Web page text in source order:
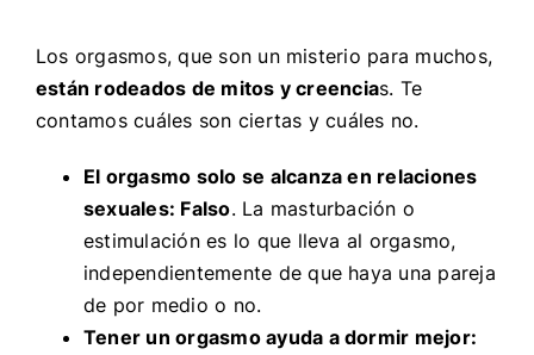
Los orgasmos, que son un misterio para muchos,
están rodeados de mitos y creencias. Te
contamos cuáles son ciertas y cuáles no.
El orgasmo solo se alcanza en relaciones
sexuales: Falso. La masturbación o
estimulación es lo que lleva al orgasmo,
independientemente de que haya una pareja
de por medio o no.
Tener un orgasmo ayuda a dormir mejor: